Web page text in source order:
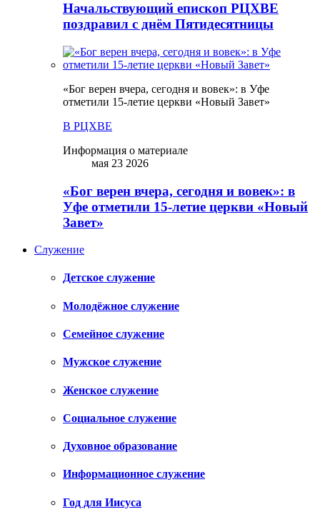
Начальствующий епископ РЦХВЕ
поздравил с днём Пятидесятницы
«Бог верен вчера, сегодня и вовек»: в Уфе
отметили 15-летие церкви «Новый Завет»
В РЦХВЕ
Информация о материале
мая 23 2026
«Бог верен вчера, сегодня и вовек»: в
Уфе отметили 15-летие церкви «Новый
Завет»
Служение
Детское служение
Молодёжное служение
Семейное служение
Мужское служение
Женское служение
Социальное служение
Духовное образование
Информационное служение
Год для Иисуса